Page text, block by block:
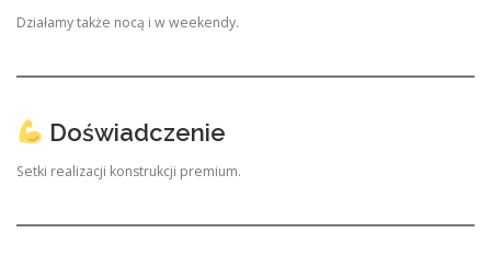
Działamy także nocą i w weekendy.
Doświadczenie
Setki realizacji konstrukcji premium.